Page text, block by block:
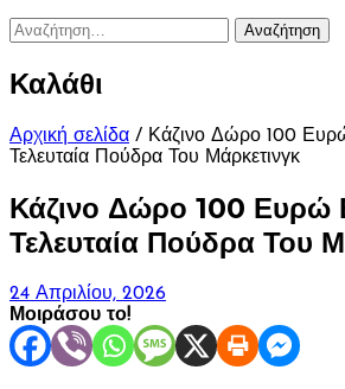
Αναζήτηση
Καλάθι
Αρχική σελίδα / Κάζινο Δώρο 100
Τελευταία Πούδρα Του Μάρκετινγκ
Κάζινο Δώρο 100 Ευρώ
Τελευταία Πούδρα Του
24 Απριλίου, 2026
Μοιράσου το!